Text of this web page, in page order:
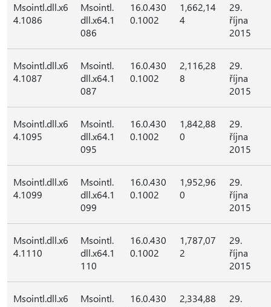
Msointl.dll.x6
4.1086
Msointl.
dll.x64.1
086
16.0.430
0.1002
1,662,14
4
29.
října
2015
Msointl.dll.x6
4.1087
Msointl.
dll.x64.1
087
16.0.430
0.1002
2,116,28
8
29.
října
2015
Msointl.dll.x6
4.1095
Msointl.
dll.x64.1
095
16.0.430
0.1002
1,842,88
0
29.
října
2015
Msointl.dll.x6
4.1099
Msointl.
dll.x64.1
099
16.0.430
0.1002
1,952,96
0
29.
října
2015
Msointl.dll.x6
4.1110
Msointl.
dll.x64.1
110
16.0.430
0.1002
1,787,07
2
29.
října
2015
Msointl.dll.x6
Msointl.
16.0.430
2,334,88
29.